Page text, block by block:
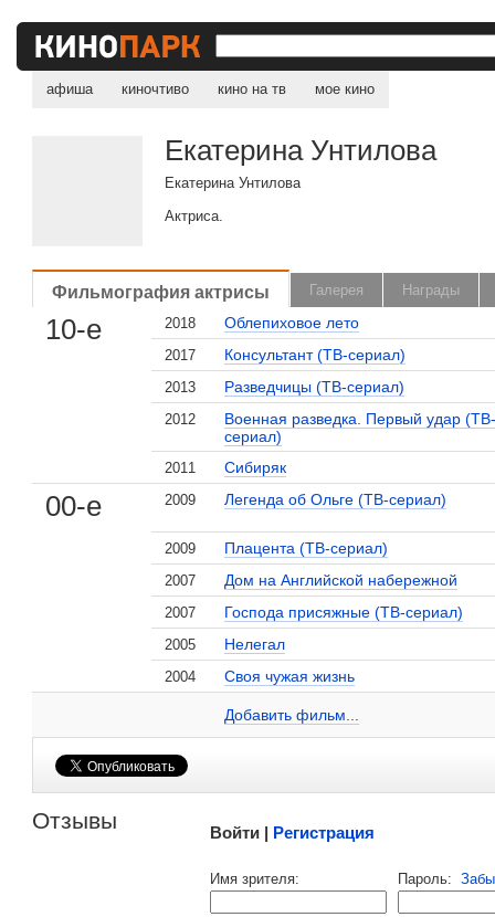
афиша киночтиво кино на тв мое кино
Екатерина Унтилова
Екатерина Унтилова
Актриса.
Фильмография актрисы Галерея Награды
10-е 2018 Облепиховое лето
2017 Консультант (ТВ-сериал)
2013 Разведчицы (ТВ-сериал)
2012
Военная разведка. Первый удар
сериал)
2011 Сибиряк
00-е 2009 Легенда об Ольге (ТВ-сериал)
2009 Плацента (ТВ-сериал)
2007 Дом на Английской набережной
2007 Господа присяжные (ТВ-сериал)
2005 Нелегал
2004 Своя чужая жизнь
Добавить фильм...
Екатерина Унтилова на сайте Кино-Театр.ru
Отзывы
, поделитесь своим мнением
Войти | Регистрация
Имя зрителя: Пароль: